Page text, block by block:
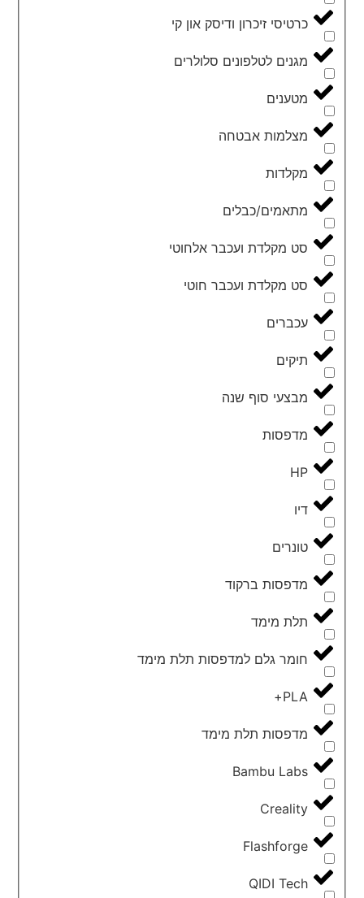
כרטיסי זיכרון ודיסק און קי
מגנים לטלפונים סלולרים
מטענים
מצלמות אבטחה
מקלדות
מתאמים/כבלים
סט מקלדת ועכבר אלחוטי
סט מקלדת ועכבר חוטי
עכברים
תיקים
מבצעי סוף שנה
מדפסות
HP
דיו
טונרים
מדפסות ברקוד
תלת מימד
חומר גלם למדפסות תלת מימד
PLA+
מדפסות תלת מימד
Bambu Labs
Creality
Flashforge
QIDI Tech